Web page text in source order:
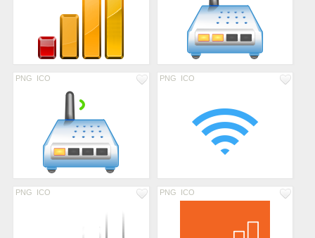
PNG ICO PNG ICO
PNG ICO PNG ICO